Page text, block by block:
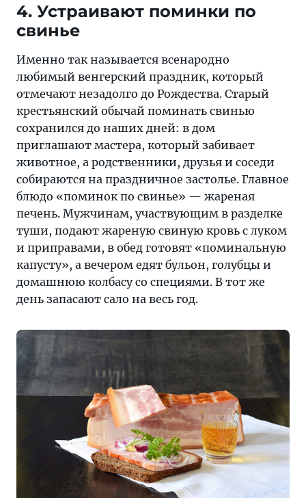
4. Устраивают поминки по
свинье
Именно так называется всенародно
любимый венгерский праздник, который
отмечают незадолго до Рождества. Старый
крестьянский обычай поминать свинью
сохранился до наших дней: в дом
приглашают мастера, который забивает
животное, а родственники, друзья и соседи
собираются на праздничное застолье. Главное
блюдо «поминок по свинье» — жареная
печень. Мужчинам, участвующим в разделке
туши, подают жареную свиную кровь с луком
и приправами, в обед готовят «поминальную
капусту», а вечером едят бульон, голубцы и
домашнюю колбасу со специями. В тот же
день запасают сало на весь год.